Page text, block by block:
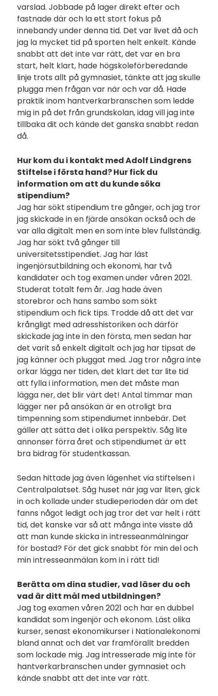
varslad. Jobbade på lager direkt efter och
fastnade där och la ett stort fokus på
innebandy under denna tid. Det var livet då och
jag la mycket tid på sporten helt enkelt. Kände
snabbt att det inte var rätt, det var en bra
start, helt klart, hade högskoleförberedande
linje trots allt på gymnasiet, tänkte att jag skulle
plugga men frågan var när och var då. Hade
praktik inom hantverkarbranschen som ledde
mig in på det från grundskolan, idag vill jag inte
tillbaka dit och kände det ganska snabbt redan
då.
Hur kom du i kontakt med Adolf Lindgrens
Stiftelse i första hand? Hur fick du
information om att du kunde söka
stipendium?
Jag har sökt stipendium tre gånger, och jag tror
jag skickade in en fjärde ansökan också och de
var alla digitalt men en som inte blev fullständig.
Jag har sökt två gånger till
universitetsstipendiet. Jag har läst
ingenjörsutbildning och ekonomi, har två
kandidater och tog examen under våren 2021.
Studerat totalt fem år. Jag hade även
storebror och hans sambo som sökt
stipendium och fick tips. Trodde då att det var
krångligt med adresshistoriken och därför
skickade jag inte in den första, men sedan har
det varit så enkelt digitalt och jag har tipsat de
jag känner och pluggat med. Jag tror några inte
orkar lägga ner tiden, det klart det tar lite tid
att fylla i information, men det måste man
lägga ner, det blir värt det! Antal timmar man
lägger ner på ansökan är en otroligt bra
timpenning som stipendiumet innbebär. Det
gäller att sätta det i olika perspektiv. Såg lite
annonser förra året och stipendiumet är ett
bra bidrag för studentkassan.
Sedan hittade jag även lägenhet via stiftelsen i
Centralpalatset. Såg huset när jag var liten, gick
in och kollade under studieperioden där om det
fanns något ledigt och jag tror det var helt i rätt
tid, det kanske var så att många inte visste då
att man kunde skicka in intresseanmälningar
för bostad? För det gick snabbt för min del och
min intresseanmälan kom in i rätt tid!
Berätta om dina studier, vad läser du och
vad är ditt mål med utbildningen?
Jag tog examen våren 2021 och har en dubbel
kandidat som ingenjör och ekonom. Läst olika
kurser, senast ekonomikurser i Nationalekonomi
bland annat och det var framförallt bredden
som lockade mig. Jag intresserade mig inte för
hantverkarbranschen under gymnasiet och
kände snabbt att det inte var rätt.